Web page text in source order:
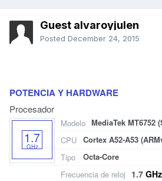
Guest alvaroyjulen
Posted December 24, 2015
POTENCIA Y HARDWARE
Procesador
1.7
GHz
Modelo MediaTek MT6752
CPU Cortex A52-A53
Tipo
Octa-Core
Frecuencia de reloj
1.7